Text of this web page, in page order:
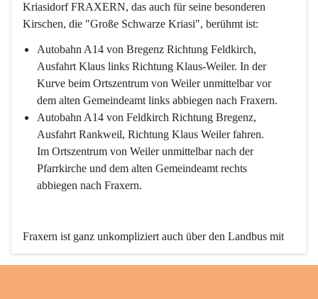
Kriasidorf FRAXERN, das auch für seine besonderen
Kirschen, die "Große Schwarze Kriasi", berühmt ist:
Autobahn A14 von Bregenz Richtung Feldkirch,
Ausfahrt Klaus links Richtung Klaus-Weiler. In der
Kurve beim Ortszentrum von Weiler unmittelbar vor
dem alten Gemeindeamt links abbiegen nach Fraxern.
Autobahn A14 von Feldkirch Richtung Bregenz,
Ausfahrt Rankweil, Richtung Klaus Weiler fahren.
Im Ortszentrum von Weiler unmittelbar nach der
Pfarrkirche und dem alten Gemeindeamt rechts
abbiegen nach Fraxern.
Fraxern ist ganz unkompliziert auch über den Landbus mit
den öffentlichen Verkehrsmitteln zu erreichen. Die Linie